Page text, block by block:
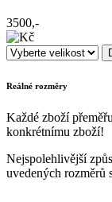
3500,-
Reálné rozměry
Každé zboží
konkrétnímu zboží!
Nejspolehlivější
uvedených rozměrů